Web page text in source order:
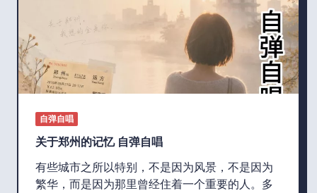
自弹自唱
关于郑州的记忆 自弹自唱
有些城市之所以特别，不是因为风景，不是因为
繁华，而是因为那里曾经住着一个重要的人。多